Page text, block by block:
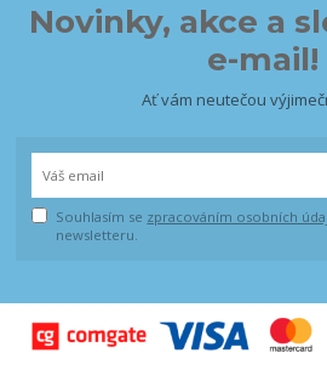
Novinky, akce a
e-mail!
Ať vám neutečou
Souhlasím se zpracováním osobních
newsletteru.